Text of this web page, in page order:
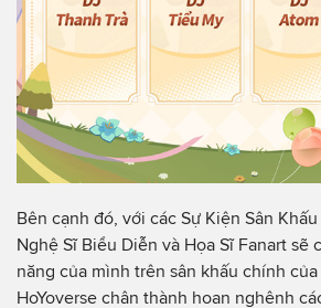
Bên cạnh đó, với các Sự Kiện Sân
Nghệ Sĩ Biểu Diễn và Họa Sĩ Fanart sẽ
năng của mình trên sân khấu chính của
HoYoverse chân thành hoan nghênh